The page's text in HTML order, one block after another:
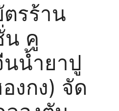
รร้าน
น คู
น้ำยาปู
งกง) จัด